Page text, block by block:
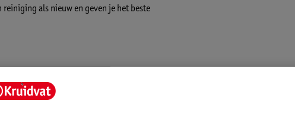
reiniging als nieuw en geven je het beste